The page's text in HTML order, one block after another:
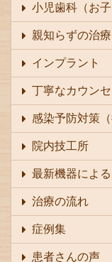
小児歯科（お子
親知らずの治療
インプラント
丁寧なカウン
感染予防対策（
院内技工所
最新機器によ
治療の流れ
症例集
患者さんの声